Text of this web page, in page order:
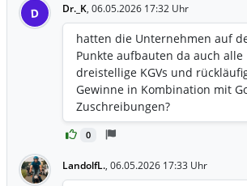
D Dr._K, 06.05.2026 17:32 Uhr
0
hatten die Unternehmen auf
Punkte aufbauten da auch alle
dreistellige KGVs und
Gewinne in Kombination mit
Zuschreibungen?
LandolfL., 06.05.2026 17:33 Uhr